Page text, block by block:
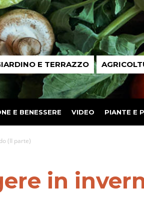
E TERRAZZO
E BENESSERE VIDEO PIANTE E
(II parte)
in